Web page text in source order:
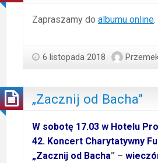
Zapraszamy do albumu online
6 listopada 2018
„Zacznij od Bacha”
W sobotę 17.03 w Hotelu
42. Koncert Charytatywny
„Zacznij od Bacha” –